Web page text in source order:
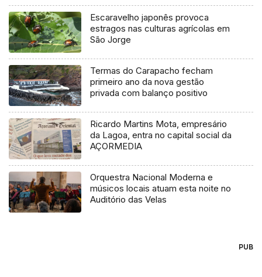
Escaravelho japonês provoca
estragos nas culturas agrícolas em
São Jorge
Termas do Carapacho fecham
primeiro ano da nova gestão
privada com balanço positivo
Ricardo Martins Mota, empresário
da Lagoa, entra no capital social da
AÇORMEDIA
Orquestra Nacional Moderna e
músicos locais atuam esta noite no
Auditório das Velas
PUB